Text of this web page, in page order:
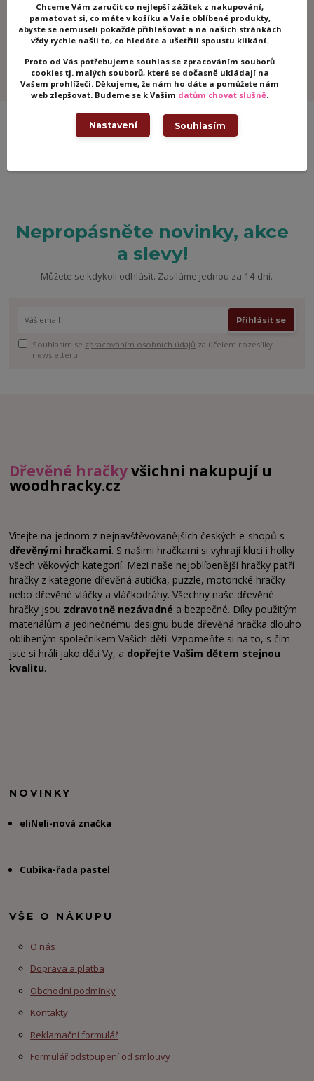
Odpovíme do 30 minut!
Zavolejte nám nebo napište, rádi Vám se vším poradíme.
Všechny hračky kontrolujeme, abychom měli jistotu, že k
Vám dorazí v pořádku.
Nepropásněte novinky, akce
a slevy!
Můžete se kdykoli odhlásit. Zasíláme jednou za 14 dní.
Přihlásit se
Souhlasím se zpracováním osobních údajů za účelem rozesílky
newsletteru.
Dřevěné hračkyvšichni nakupují u
woodhracky.cz
Vítejte na jednom z nejnavštěvovanějších českých e-shopů s
dřevěnými hračkami. S našimi hračkami si vyhrají kluci i holky
všech věkových kategorií. Mezi naše nejoblíbenější hračky patří
hračky z kategorie dřevěná autíčka, puzzle, motorické hračky
nebo dřevěné vláčky a vláčkodráhy. Všechny naše dřevěné
hračky jsou zdravotně nezávadné a bezpečné. Díky použitým
materiálům a jedinečnému designu bude dřevěná hračka dlouho
oblíbeným společníkem Vašich dětí. Vzpomeňte si na to, s čím
jste si hráli jako děti Vy, a dopřejte Vašim dětem stejnou
kvalitu.
NOVINKY
eliNeli-nová značka
Cubika-řada pastel
VŠE O NÁKUPU
O nás
Doprava a platba
Obchodní podmínky
Kontakty
Reklamační formulář
Formulář odstoupení od smlouvy
Chceme Vám zaručit co nejlepší zážitek z nakupování,
pamatovat si, co máte v košíku a Vaše oblíbené produkty,
abyste se nemuseli pokaždé přihlašovat a na našich stránkách
vždy rychle našli to, co hledáte a ušetřili spoustu klikání.
Proto od Vás potřebujeme souhlas se zpracováním souborů
cookies tj. malých souborů, které se dočasně ukládají na
Vašem prohlížeči. Děkujeme, že nám ho dáte a pomůžete nám
web zlepšovat. Budeme se k Vašim datům chovat slušně.
Nastavení Souhlasím